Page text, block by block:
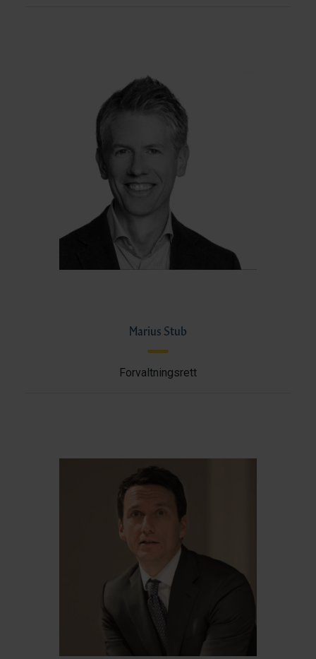
Marius Stub
Forvaltningsrett